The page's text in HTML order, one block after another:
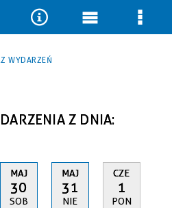
WYDARZEŃ
Z DNIA:
MAJ
30
SOB
MAJ
31
NIE
CZE
1
PON
Narzędzia
Menu Menu